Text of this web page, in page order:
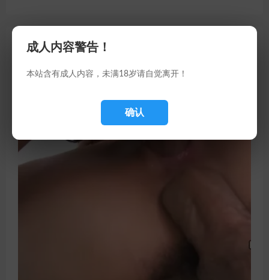
成人内容警告！
本站含有成人内容，未满18岁请自觉离开！
确认
随机推荐